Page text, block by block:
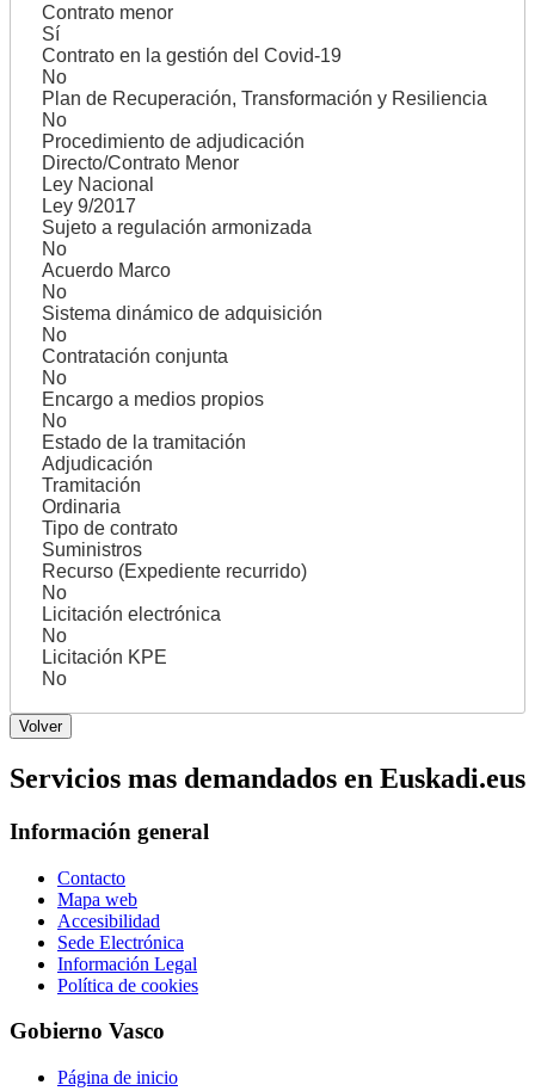
Contrato menor
Sí
Contrato en la gestión del Covid-19
No
Plan de Recuperación, Transformación y Resiliencia
No
Procedimiento de adjudicación
Directo/Contrato Menor
Ley Nacional
Ley 9/2017
Sujeto a regulación armonizada
No
Acuerdo Marco
No
Sistema dinámico de adquisición
No
Contratación conjunta
No
Encargo a medios propios
No
Estado de la tramitación
Adjudicación
Tramitación
Ordinaria
Tipo de contrato
Suministros
Recurso (Expediente recurrido)
No
Licitación electrónica
No
Licitación KPE
No
Servicios mas demandados en Euskadi.eus
Información general
Contacto
Mapa web
Accesibilidad
Sede Electrónica
Información Legal
Política de cookies
Gobierno Vasco
Página de inicio